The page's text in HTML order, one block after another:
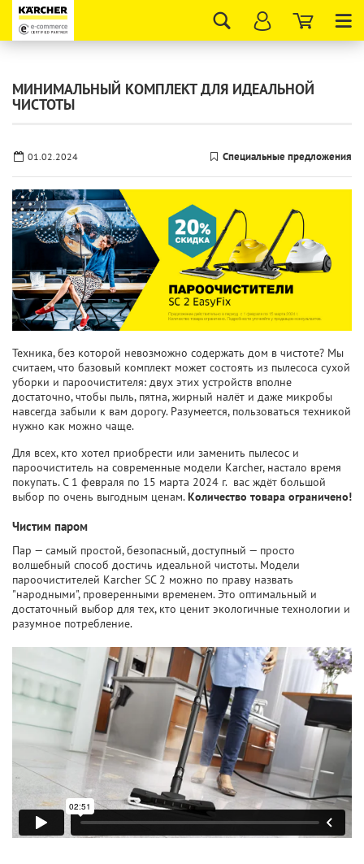
МИНИМАЛЬНЫЙ КОМПЛЕКТ ДЛЯ ИДЕАЛЬНОЙ
ЧИСТОТЫ
01.02.2024 Специальные предложения
Техника, без которой невозможно содержать дом в чистоте? Мы
считаем, что базовый комплект может состоять из пылесоса сухой
уборки и пароочистителя: двух этих устройств вполне
достаточно, чтобы пыль, пятна, жирный налёт и даже микробы
навсегда забыли к вам дорогу. Разумеется, пользоваться техникой
нужно как можно чаще.
Для всех, кто хотел приобрести или заменить пылесос и
пароочиститель на современные модели Karcher, настало время
покупать. С 1 февраля по 15 марта 2024 г. вас ждёт большой
выбор по очень выгодным ценам.Количество товара ограничено!
Чистим паром
Пар — самый простой, безопасный, доступный — просто
волшебный способ достичь идеальной чистоты. Модели
пароочистителей Karcher SC 2 можно по праву назвать
"народными", проверенными временем. Это оптимальный и
достаточный выбор для тех, кто ценит экологичные технологии и
разумное потребление.